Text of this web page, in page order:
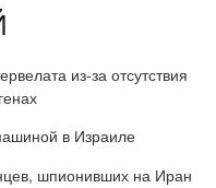
из-за отсутствия
в Израиле
шпионивших на Иран